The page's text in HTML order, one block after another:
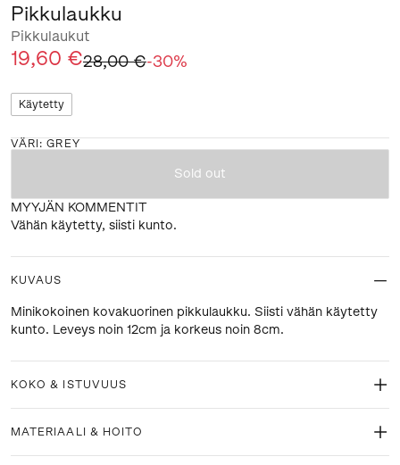
Pikkulaukku
Pikkulaukut
19,60 €28,00 €-30%
Käytetty
VÄRI :GREY
Sold out
MYYJÄN KOMMENTIT
Vähän käytetty, siisti kunto.
KUVAUS
Minikokoinen kovakuorinen pikkulaukku. Siisti vähän käytetty
kunto. Leveys noin 12cm ja korkeus noin 8cm.
KOKO & ISTUVUUS
MATERIAALI & HOITO